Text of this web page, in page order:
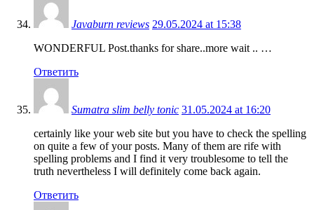
Javaburn reviews 29.05.2024 at 15:38
WONDERFUL Post.thanks for share..more wait .. …
Ответить
Sumatra slim belly tonic 31.05.2024 at 16:20
certainly like your web site but you have to check the spelling
on quite a few of your posts. Many of them are rife with
spelling problems and I find it very troublesome to tell the
truth nevertheless I will definitely come back again.
Ответить